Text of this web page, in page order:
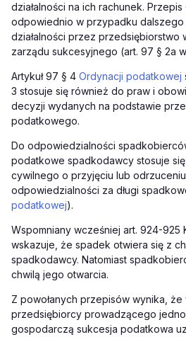
działalności na ich rachunek. Przepis
odpowiednio w przypadku
działalności przez przedsiębiorstwo
zarządu sukcesyjnego (art. 97 § 2a
Artykuł 97 § 4 Ordynacji podatkowej
3 stosuje się również do praw i
decyzji wydanych na podstawie
podatkowego.
Do odpowiedzialności
podatkowe spadkodawcy stosuje
cywilnego o przyjęciu lub
odpowiedzialności za długi
podatkowej).
Wspomniany wcześniej art. 924-925
wskazuje, że spadek otwiera się z
spadkodawcy. Natomiast
chwilą jego otwarcia.
Z powołanych przepisów wynika,
przedsiębiorcy prowadzącego
gospodarczą sukcesja podatkowa